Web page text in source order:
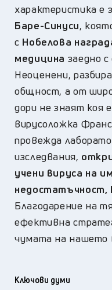
характеристика е
Баре-Синуси,
с Нобелова
медицина заедно
Неоценени,
общност, а от
дори не знаят коя
вирусоложка
провежда
изследвания,
учени вируса на
недостатъчност,
Благодарение на
ефективна
чумата на нашето
Ключови думи